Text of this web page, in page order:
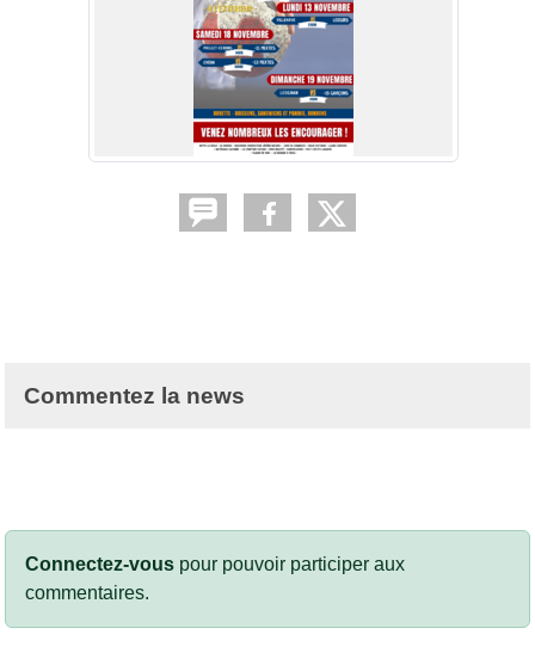
Commentez la news
Connectez-vous pour pouvoir participer aux
commentaires.